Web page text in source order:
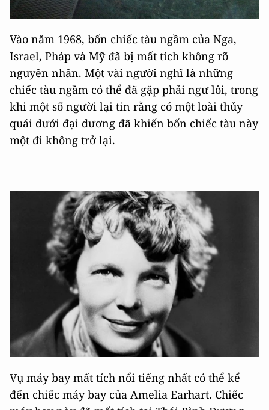
Vào năm 1968, bốn chiếc tàu ngầm của Nga,
Israel, Pháp và Mỹ đã bị mất tích không rõ
nguyên nhân. Một vài người nghĩ là những
chiếc tàu ngầm có thể đã gặp phải ngư lôi, trong
khi một số người lại tin rằng có một loài thủy
quái dưới đại dương đã khiến bốn chiếc tàu này
một đi không trở lại.
Vụ máy bay mất tích nổi tiếng nhất có thể kể
đến chiếc máy bay của Amelia Earhart. Chiếc